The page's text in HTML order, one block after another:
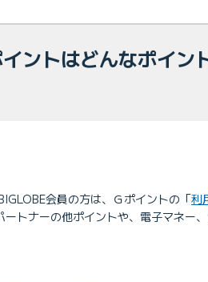
ントはどんなポイン
会員の方は、Ｇポイントの「利
トナーの他ポイントや、電子マネー